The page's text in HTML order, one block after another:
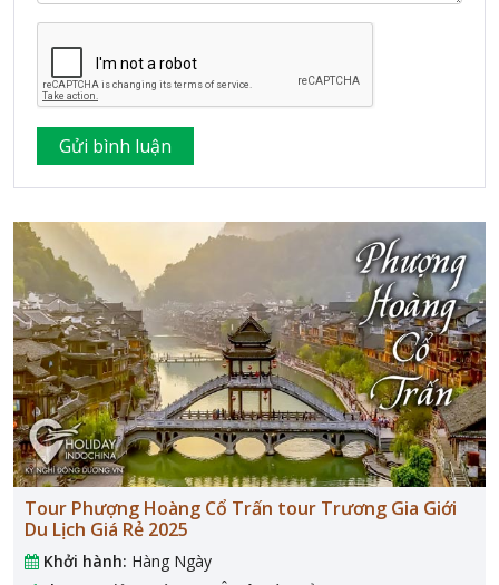
Tour Phượng Hoàng Cổ Trấn tour Trương Gia Giới
Du Lịch Giá Rẻ 2025
Khởi hành: Hàng Ngày